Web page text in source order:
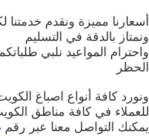
أسعارنا مميزة ونقدم
ونمتاز بالدقة في التسليم
الحظر
ونورد كافة أنواع اصباغ
للعملاء في كافة مناطق
يمكنك التواصل معنا عبر رقم